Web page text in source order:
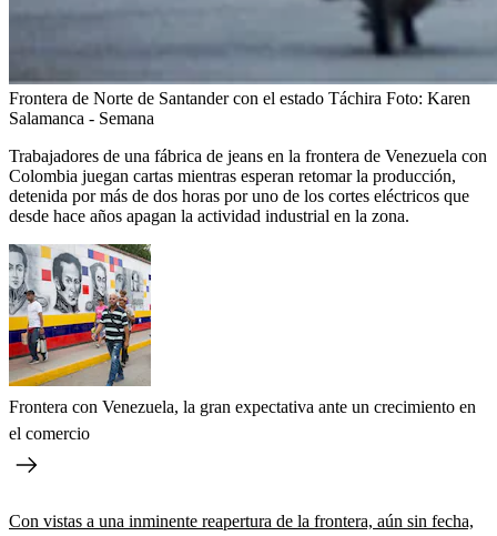
Frontera de Norte de Santander con el estado Táchira Foto: Karen
Salamanca - Semana
Trabajadores de una fábrica de jeans en la frontera de Venezuela con
Colombia juegan cartas mientras esperan retomar la producción,
detenida por más de dos horas por uno de los cortes eléctricos que
desde hace años apagan la actividad industrial en la zona.
Frontera con Venezuela, la gran expectativa ante un crecimiento en
el comercio
Con vistas a una inminente reapertura de la frontera, aún sin fecha,